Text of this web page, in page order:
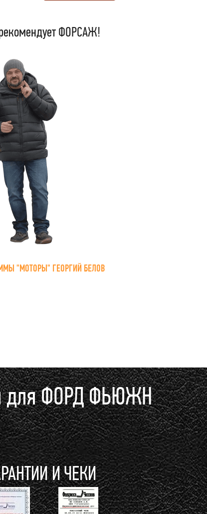
ФОРСАЖ!
"МОТОРЫ" ГЕОРГИЙ БЕЛОВ
для ФОРД ФЬЮЖН
И ЧЕКИ